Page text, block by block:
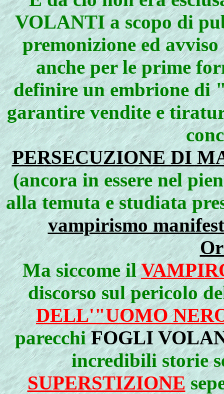
VOLANTI a scopo di
premonizione ed
anche per le prime
definire un embrione di
garantire vendite e
PERSECUZIONE DI
(ancora in essere nel
alla temuta e studiata
vampirismo
Ma siccome il
discorso sul pericolo
DELL'"UOMO
parecchiFOGLI
incredibili storie
SUPERSTIZIONE